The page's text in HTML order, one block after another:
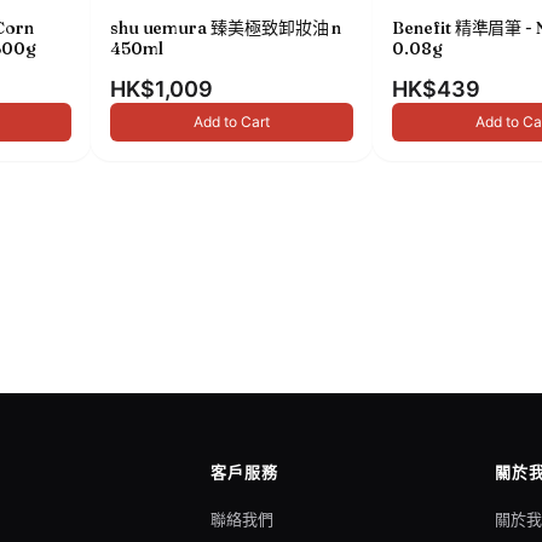
shu uemura 臻美極致卸妝油 n
450ml
HK$1,009
Add to Cart
Benefit 精準眉筆 -
0.08g
HK$439
Add to
客戶服務
聯絡我們
關於
關於